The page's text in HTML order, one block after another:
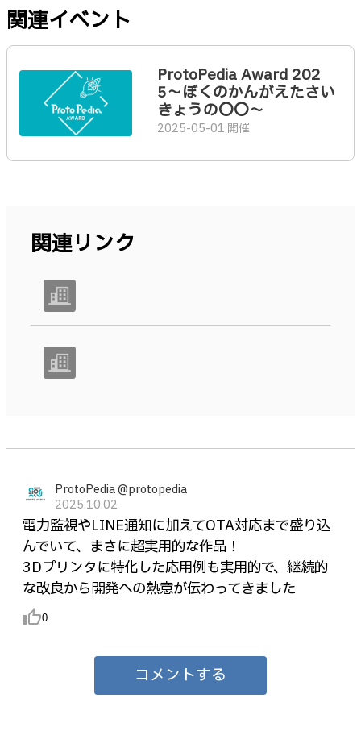
関連イベント
ProtoPedia Award 202
5〜ぼくのかんがえたさい
きょうの〇〇〜
2025-05-01 開催
関連リンク
ProtoPedia @protopedia
2025.10.02
電力監視やLINE通知に加えてOTA対応まで盛り込
んでいて、まさに超実用的な作品！
3Dプリンタに特化した応用例も実用的で、継続的
な改良から開発への熱意が伝わってきました
thumb_up_alt0
コメントする